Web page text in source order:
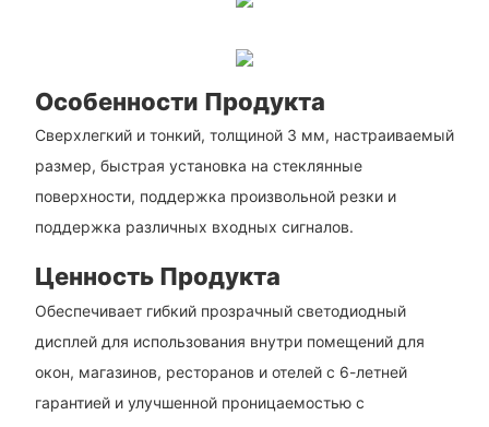
Особенности Продукта
Сверхлегкий и тонкий, толщиной 3 мм, настраиваемый
размер, быстрая установка на стеклянные
поверхности, поддержка произвольной резки и
поддержка различных входных сигналов.
Ценность Продукта
Обеспечивает гибкий прозрачный светодиодный
дисплей для использования внутри помещений для
окон, магазинов, ресторанов и отелей с 6-летней
гарантией и улучшенной проницаемостью с